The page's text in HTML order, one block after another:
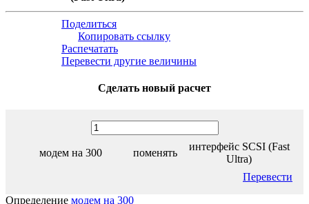
Поделиться
Копировать ссылку
Распечатать
Перевести другие величины
Сделать новый расчет
модем на 300 поменять
интерфейс SCSI (Fast
Ultra)
Перевести
Определение модем на 300